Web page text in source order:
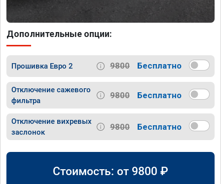
Дополнительные опции:
Прошивка Евро 2 9800 Бесплатно
Отключение сажевого
фильтра
9800 Бесплатно
Отключение вихревых
заслонок
9800 Бесплатно
Стоимость: от 9800 ₽